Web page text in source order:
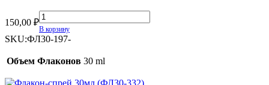
150,00 ₽
Флакон-
спрей
30мл
197)
В корзину
SKU:ФЛ30-197-
Объем Флаконов 30 ml